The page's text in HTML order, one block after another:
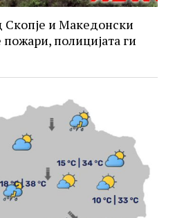
Скопје и Македонски
полицијата ги